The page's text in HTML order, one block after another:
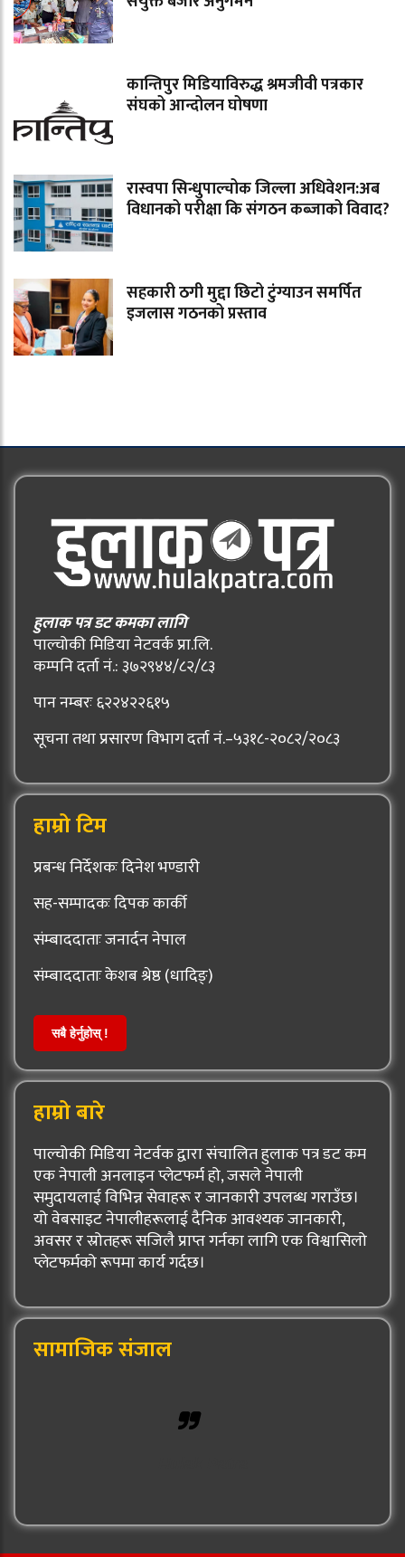
कान्तिपुर मिडियाविरुद्ध श्रमजीवी पत्रकार
संघको आन्दोलन घोषणा
रास्वपा सिन्धुपाल्चोक जिल्ला अधिवेशन:अब
विधानको परीक्षा कि संगठन कब्जाको विवाद?
सहकारी ठगी मुद्दा छिटो टुंग्याउन समर्पित
इजलास गठनको प्रस्ताव
हुलाक पत्र डट कमका लागि
पाल्चोकी मिडिया नेटवर्क प्रा.लि.
कम्पनि दर्ता नं.: ३७२९४४/८२/८३
पान नम्बरः ६२२४२२६१५
सूचना तथा प्रसारण विभाग दर्ता नं.–५३१८-२०८२/२०८३
हाम्रो टिम
प्रबन्ध निर्देशकः दिनेश भण्डारी
सह-सम्पादकः दिपक कार्की
संम्बाददाताः जनार्दन नेपाल
संम्बाददाताः केशब श्रेष्ठ (धादिङ्)
सबै हेर्नुहोस् !
हाम्रो बारे
पाल्चोकी मिडिया नेटर्वक द्वारा संचालित हुलाक पत्र डट कम
एक नेपाली अनलाइन प्लेटफर्म हो, जसले नेपाली
समुदायलाई विभिन्न सेवाहरू र जानकारी उपलब्ध गराउँछ।
यो वेबसाइट नेपालीहरूलाई दैनिक आवश्यक जानकारी,
अवसर र स्रोतहरू सजिलै प्राप्त गर्नका लागि एक विश्वासिलो
प्लेटफर्मको रूपमा कार्य गर्दछ।
सामाजिक संजाल